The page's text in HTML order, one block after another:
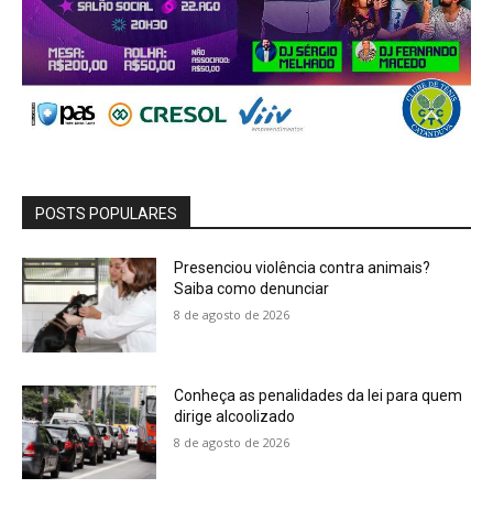
POSTS POPULARES
Presenciou violência contra animais?
Saiba como denunciar
8 de agosto de 2026
Conheça as penalidades da lei para quem
dirige alcoolizado
8 de agosto de 2026